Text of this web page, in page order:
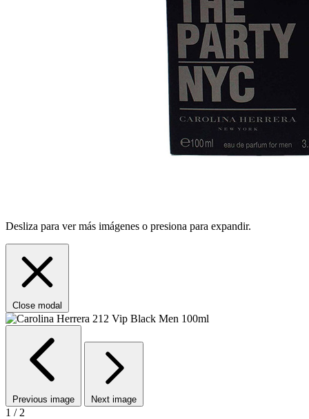
Desliza para ver más imágenes o presiona para expandir.
Close modal
Previous image Next image
1 / 2